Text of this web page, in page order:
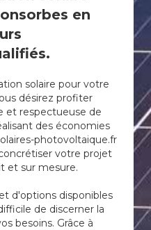
en
solaire pour votre
désirez profiter
et respectueuse de
des économies
photovoltaique.fr
votre projet
et sur mesure.
d'options disponibles
de discerner la
besoins. Grâce à